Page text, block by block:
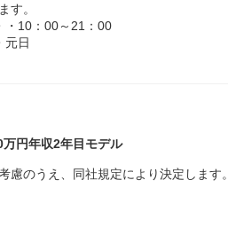
す。
・10：00～21：00
元日
万円年収2年目モデル
慮のうえ、同社規定により決定します。